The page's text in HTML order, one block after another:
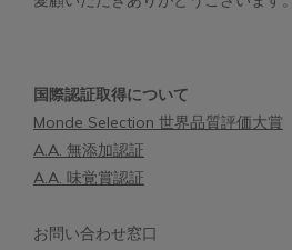
国際認証取得について
Monde Selection 世界品質評価大賞
A.A. 無添加認証
A.A. 味覚賞認証
お問い合わせ窓口